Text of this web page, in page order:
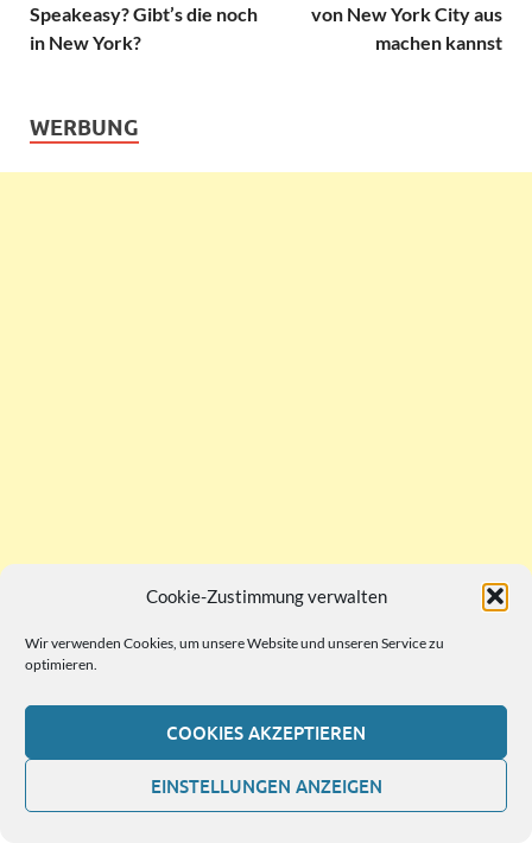
Cookie-Zustimmung verwalten
Wir verwenden Cookies, um unsere Website und unseren Service zu
optimieren.
COOKIES AKZEPTIEREN
EINSTELLUNGEN ANZEIGEN
Speakeasy? Gibt’s die noch
in New York?
von New York City aus
machen kannst
WERBUNG